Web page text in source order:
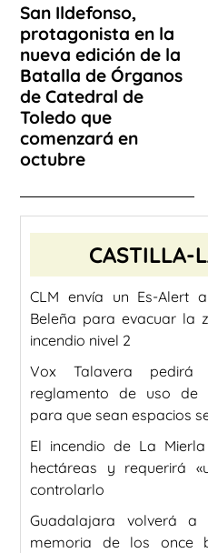
San Ildefonso,
protagonista en la
nueva edición de la
Batalla de Órganos
de Catedral de
Toledo que
comenzará en
octubre
CASTILLA-
CLM envía un Es-Alert
Beleña para evacuar la
incendio nivel 2
Vox Talavera pedirá
reglamento de uso de
para que sean espacios
El incendio de La
hectáreas y requerirá
controlarlo
Guadalajara volverá
memoria de los once